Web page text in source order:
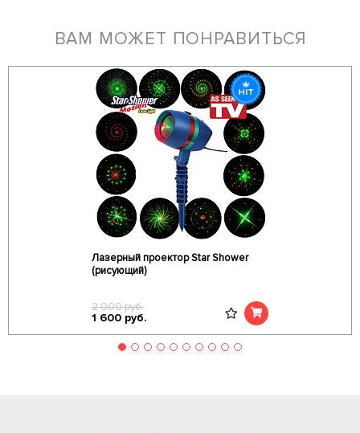
ВАМ МОЖЕТ ПОНРАВИТЬСЯ
Лазерный проектор Star Shower
(рисующий)
2 000руб.
1 600 руб.